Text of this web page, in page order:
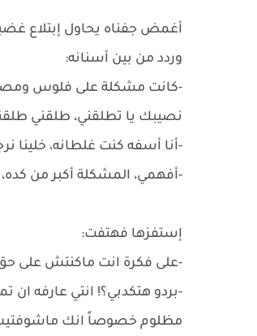
أغمض جفناه يحاول إبتلاع
وردد من بين أسنانه:
-كانت مشكلة على فلوس
نصيبك يا تطلقني، طلقني
-أنا أسفه كنت غلطانه، خلينا
-أفهمي، المشكلة أكبر من
إستفزها فهتفت:
-على فكرة انت ماكنتش على
-بردو هتكدبي؟! انتي عارفه
مظلوم خصوصاً انك